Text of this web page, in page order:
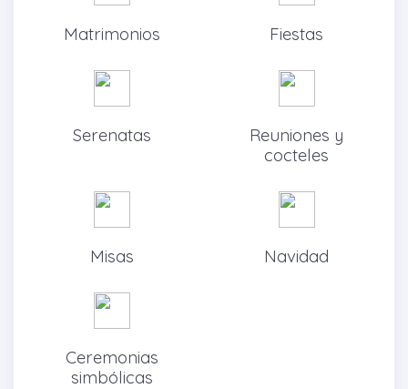
Matrimonios Fiestas
Serenatas
Reuniones y
cocteles
Misas Navidad
Ceremonias
simbólicas